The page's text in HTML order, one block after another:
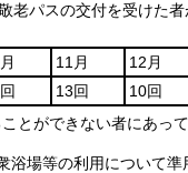
老パスの交付を受けた
11月 12月
13回 10回
とができない者にあっ
浴場等の利用について準